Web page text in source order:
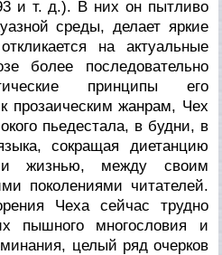
и т. д.). В них он пытливо
среды, делает яркие
на актуальные
более последовательно
принципы его
прозаическим жанрам, Чех
пьедестала, в будни, в
сокращая диетанцию
и жизнью, между своим
поколениями читателей.
Чеха сейчас трудно
пышного многословия и
целый ряд очерков